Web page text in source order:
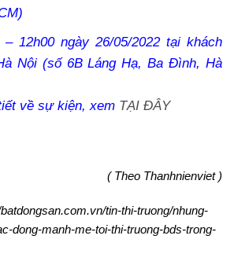
12h00 ngày 26/05/2022 tại khách
Nội (số 6B Láng Hạ, Ba Đình, Hà
về sự kiện, xem TẠI ĐÂY
( Theo Thanhnienviet )
tin-thi-truong/nhung-
dong-manh-me-toi-thi-truong-bds-trong-